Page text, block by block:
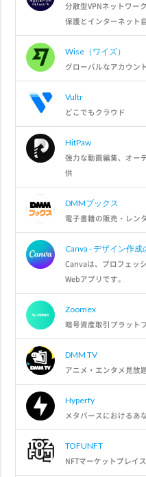
分散型VPNネットワー
保護とインターネット
Wise（ワイズ）
グローバルなアカウン
Vultr
どこでもクラウド
HitPaw
強力な動画編集、オー
供
DMMブックス
電子書籍の販売・レン
Canva - デザイン作
Canvaは、プロフェッ
Webアプリです。
Zoomex
暗号資産取引プラット
DMM TV
アニメ・エンタメ見放
Hyperfy
メタバースにおけるあ
TOFUNFT
NFTマーケットプレイス